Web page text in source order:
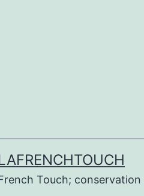
Touch; conservation